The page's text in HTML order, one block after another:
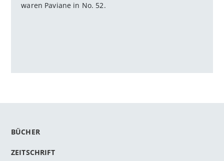
waren Paviane in No. 52.
BÜCHER
ZEITSCHRIFT